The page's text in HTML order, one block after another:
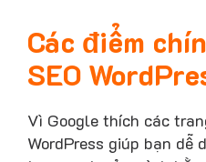
Các điểm
SEO
Vì Google thích các
WordPress giúp bạn dễ